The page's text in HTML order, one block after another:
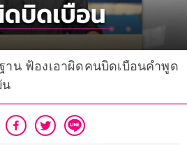
าน ฟ้องเอาผิดคนบิดเบือนคำพูด
น